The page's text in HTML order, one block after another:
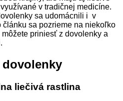
v tradičnej medicíne.
sa udomácnili i v
článku sa pozrieme na niekoľko
priniesť z dovolenky a
liečivá rastlina